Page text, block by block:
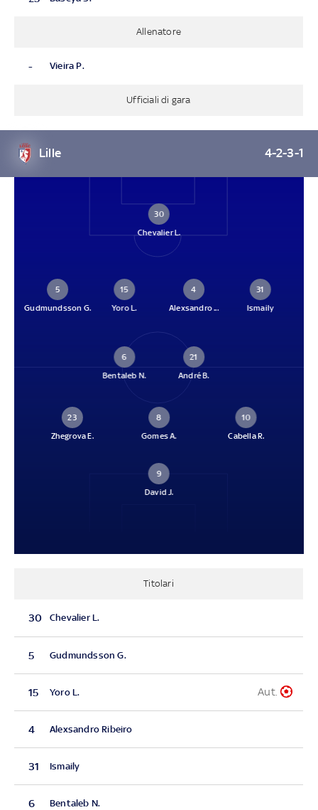
Allenatore
- Vieira P.
Ufficiali di gara
Lille 4-2-3-1
30
Chevalier L.
5
Gudmundsson G.
15
Yoro L.
4
Alexsandro ...
31
Ismaily
6
Bentaleb N.
21
André B.
23
Zhegrova E.
8
Gomes A.
10
Cabella R.
9
David J.
Titolari
30 Chevalier L.
5 Gudmundsson G.
15 Yoro L. Aut.
4 Alexsandro Ribeiro
31 Ismaily
6 Bentaleb N.